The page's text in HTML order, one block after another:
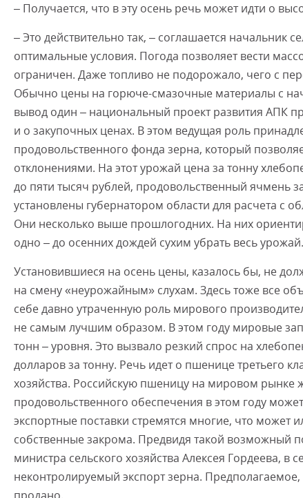
– Получается, что в эту осень речь может идти о
– Это действительно так, – соглашается начальник
оптимальные условия. Погода позволяет вести
ограничен. Даже топливо не подорожало, чего с
Обычно цены на горюче-смазочные материалы с
вывод один – национальный проект развития АПК
и о закупочных ценах. В этом ведущая роль
продовольственного фонда зерна, который
отклонениями. На этот урожай цена за тонну
до пяти тысяч рублей, продовольственный ячмень
установлены губернатором области для расчета с
Они несколько выше прошлогодних. На них
одно – до осенних дождей сухим убрать весь урожай.
Установившиеся на осень цены, казалось бы, не
на смену «неурожайным» слухам. Здесь тоже все
себе давно утраченную роль мирового
не самым лучшим образом. В этом году мировые
тонн – уровня. Это вызвало резкий спрос на
долларов за тонну. Речь идет о пшенице третьего
хозяйства. Российскую пшеницу на мировом рынке
продовольственного обеспечения в этом году
экспортные поставки стремятся многие, что может
собственные закрома. Предвидя такой возможный
министра сельского хозяйства Алексея Гордеева,
неконтролируемый экспорт зерна.